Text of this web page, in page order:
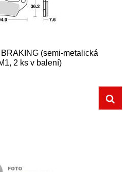
(semi-metalická
2 ks v balení)